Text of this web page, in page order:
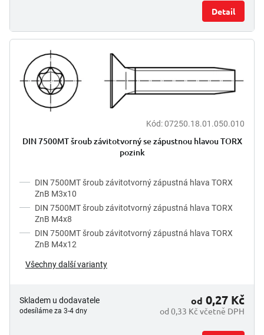
Detail
Kód:07250.18.01.050.010
DIN 7500MT šroub závitotvorný se zápustnou hlavou TORX
pozink
DIN 7500MT šroub závitotvorný zápustná hlava TORX
ZnB M3x10
DIN 7500MT šroub závitotvorný zápustná hlava TORX
ZnB M4x8
DIN 7500MT šroub závitotvorný zápustná hlava TORX
ZnB M4x12
Všechny další varianty
Skladem u dodavatele
odesíláme za 3-4 dny od 0,33 Kč včetně DPH
od 0,27 Kč